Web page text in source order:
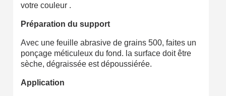
votre couleur .
Préparation du support
Avec une feuille abrasive de grains 500, faites un
ponçage méticuleux du fond. la surface doit être
sèche, dégraissée est dépoussiérée.
Application